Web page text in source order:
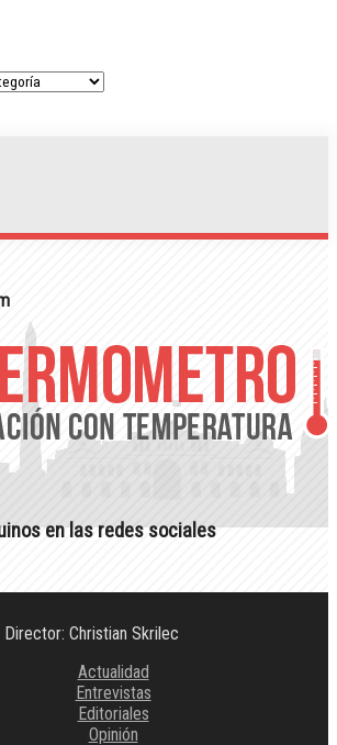
en las redes sociales
Director: Christian Skrilec
Actualidad
Entrevistas
Editoriales
Opinión